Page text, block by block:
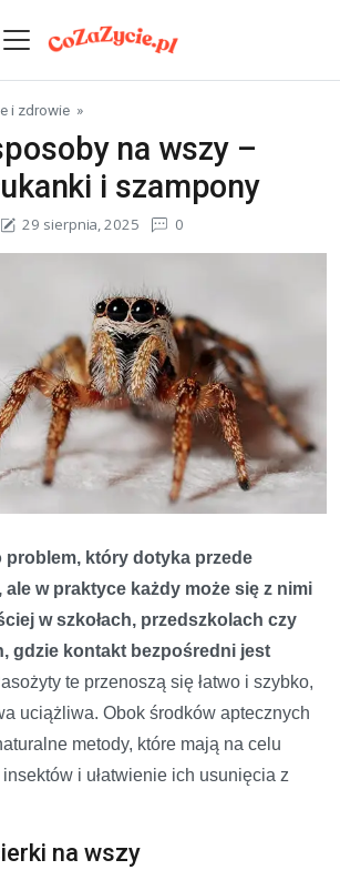
i zdrowie »
na wszy –
i szampony
29 sierpnia, 2025 0
problem, który dotyka przede
w praktyce każdy może się z nimi
w szkołach, przedszkolach czy
gdzie kontakt bezpośredni jest
te przenoszą się łatwo i szybko,
uciążliwa. Obok środków aptecznych
metody, które mają na celu
i ułatwienie ich usunięcia z
na wszy